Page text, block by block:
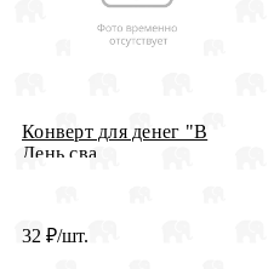
Конверт для денег "В
День сва...
32 ₽/шт.